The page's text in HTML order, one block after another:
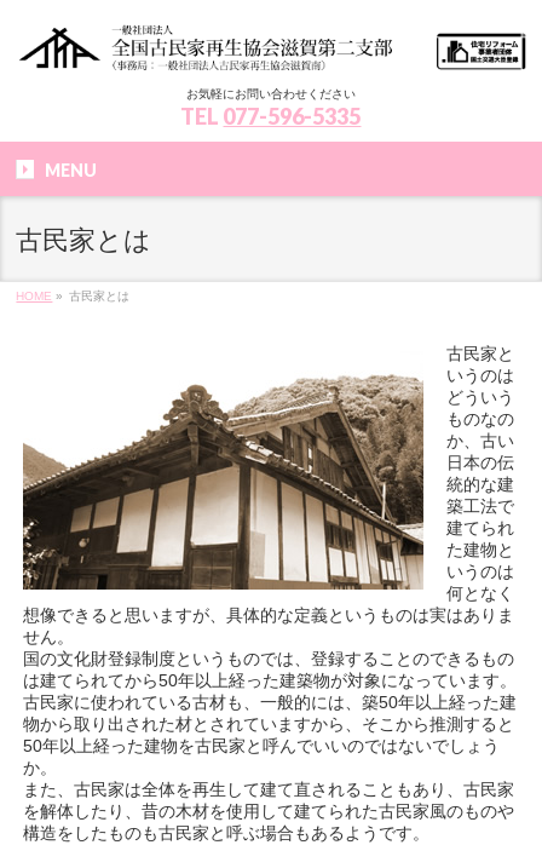
お気軽にお問い合わせください
TEL 077-596-5335
MENU
古民家とは
HOME » 古民家とは
古民家と
いうのは
どういう
ものなの
か、古い
日本の伝
統的な建
築工法で
建てられ
た建物と
いうのは
何となく
想像できると思いますが、具体的な定義というものは実はありま
せん。
国の文化財登録制度というものでは、登録することのできるもの
は建てられてから50年以上経った建築物が対象になっています。
古民家に使われている古材も、一般的には、築50年以上経った建
物から取り出された材とされていますから、そこから推測すると
50年以上経った建物を古民家と呼んでいいのではないでしょう
か。
また、古民家は全体を再生して建て直されることもあり、古民家
を解体したり、昔の木材を使用して建てられた古民家風のものや
構造をしたものも古民家と呼ぶ場合もあるようです。